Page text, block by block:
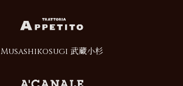
Musashikosugi 武蔵小杉